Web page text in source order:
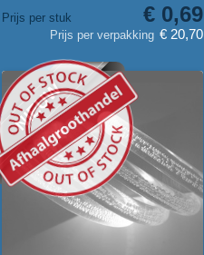
Prijs per stuk € 0,69
Prijs per verpakking € 20,70
NIEUW